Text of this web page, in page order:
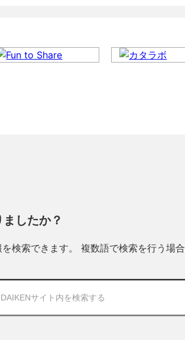
したか？
検索できます。 複数語で検索を行う場